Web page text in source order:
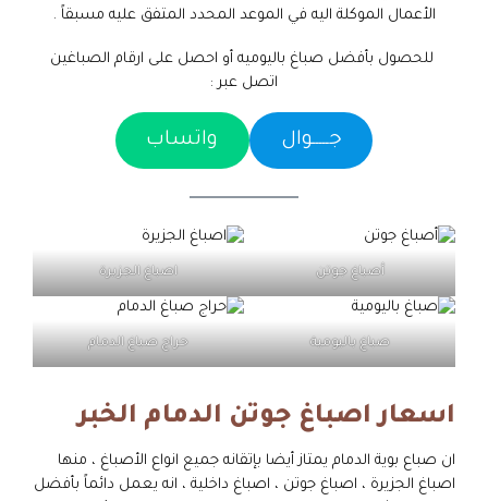
الأعمال الموكلة اليه في الموعد المحدد المتفق عليه مسبقاً .
للحصول بأفضل صباغ باليوميه أو احصل على ارقام الصباغين
اتصل عبر :
جـــــوال واتساب
أصباغ جوتن اصباغ الجزيرة
صباغ باليومية حراج صباغ الدمام
اسعار اصباغ جوتن الدمام الخبر
ان صباع بوية الدمام يمتاز أيضا بإتقانه جميع انواع الأصباغ ، منها
اصباغ الجزيرة ، اصباغ جوتن ، اصباغ داخلية ، انه يعمل دائماً بأفضل